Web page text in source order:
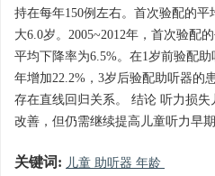
持在每年150例左右。首次验配的
大6.0岁。2005~2012年，首次验配
平均下降率为6.5%。在1岁前验配
年增加22.2%，3岁后验配助听器的
存在直线回归关系。 结论 听力损
改善，但仍需继续提高儿童听力早期
关键词: 儿童 助听器 年龄